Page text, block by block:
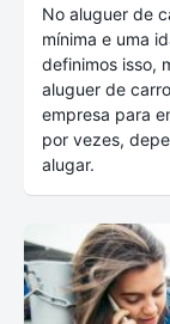
No aluguer de
mínima e uma
definimos isso,
aluguer de
empresa para
por vezes,
alugar.